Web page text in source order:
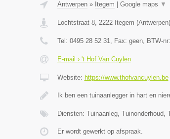
Antwerpen» Itegem Google maps ▼
Lochtstraat 8, 2222 Itegem (Antwerpen)
Tel: 0495 28 52 31, Fax: geen, BTW-nr:
E-mail › 't Hof Van Cuylen
Website: https://www.thofvancuylen.be|
Ik ben een tuinaanlegger in hart en
Diensten: Tuinaanleg, Tuinonderhoud,
Er wordt gewerkt op afspraak.